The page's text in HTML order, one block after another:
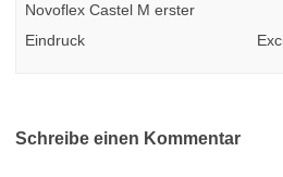
Novoflex Castel M erster
Eindruck
Schreibe einen Kommentar